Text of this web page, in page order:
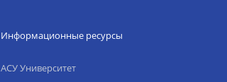
Информационные ресурсы
АСУ Университет